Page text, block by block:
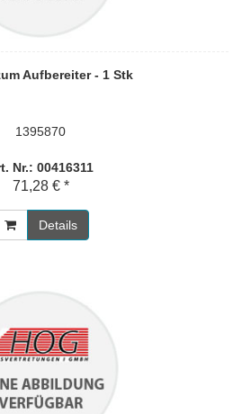
Aufbereiter - 1 Stk
1395870
Nr.: 00416311
71,28 € *
Details